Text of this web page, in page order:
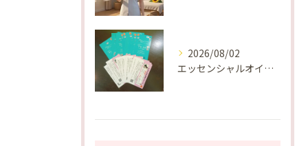
2026/08/02
エッセンシャルオイルプレゼントご当選番号発表 2026年8月